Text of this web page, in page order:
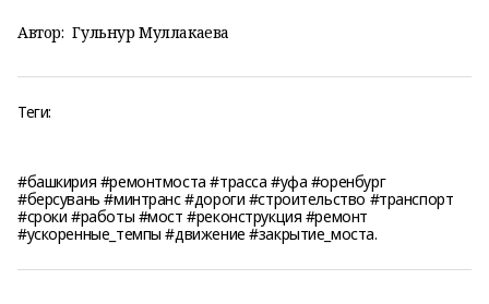
Автор: Гульнур Муллакаева
Теги:
#башкирия #ремонтмоста #трасса #уфа #оренбург
#берсувань #минтранс #дороги #строительство #транспорт
#сроки #работы #мост #реконструкция #ремонт
#ускоренные_темпы #движение #закрытие_моста.